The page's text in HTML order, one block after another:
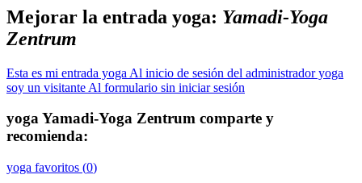
Mejorar la entrada yoga: Yamadi-Yoga
Zentrum
Esta es mi entrada yoga Al inicio de sesión del administrador yoga
soy un visitante Al formulario sin iniciar sesión
yogaYamadi-Yoga Zentrum comparte y
recomienda:
yoga favoritos (0)